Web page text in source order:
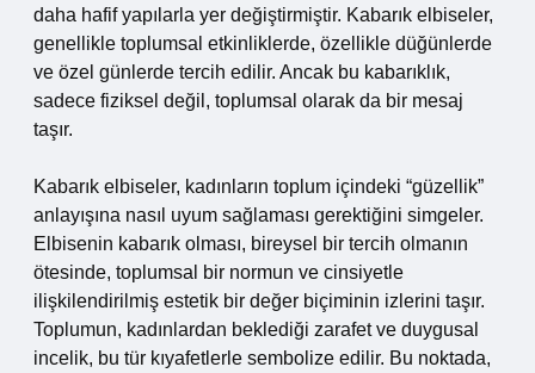
daha hafif yapılarla yer değiştirmiştir. Kabarık elbiseler,
genellikle toplumsal etkinliklerde, özellikle düğünlerde
ve özel günlerde tercih edilir. Ancak bu kabarıklık,
sadece fiziksel değil, toplumsal olarak da bir mesaj
taşır.
Kabarık elbiseler, kadınların toplum içindeki “güzellik”
anlayışına nasıl uyum sağlaması gerektiğini simgeler.
Elbisenin kabarık olması, bireysel bir tercih olmanın
ötesinde, toplumsal bir normun ve cinsiyetle
ilişkilendirilmiş estetik bir değer biçiminin izlerini taşır.
Toplumun, kadınlardan beklediği zarafet ve duygusal
incelik, bu tür kıyafetlerle sembolize edilir. Bu noktada,